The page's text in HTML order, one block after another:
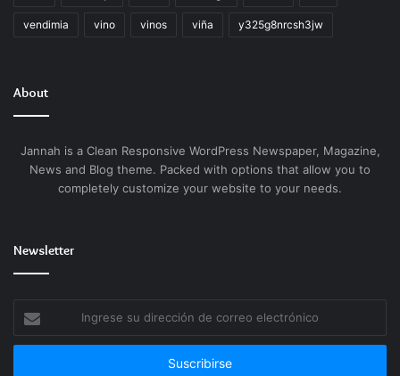
vendimia vino vinos viña y325g8nrcsh3jw
About
Jannah is a Clean Responsive WordPress Newspaper, Magazine,
News and Blog theme. Packed with options that allow you to
completely customize your website to your needs.
Newsletter
su
dirección